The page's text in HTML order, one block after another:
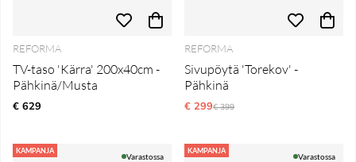
REFORMA
TV-taso 'Kärra' 200x40cm -
Pähkinä/Musta
€ 629
REFORMA
Sivupöytä 'Torekov' -
Pähkinä
€ 299Normaali hinta
€ 399
KAMPANJA
Varastossa
KAMPANJA
Varastossa